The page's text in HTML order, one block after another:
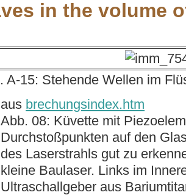
in the volume
A-15: Stehende Wellen im
aus brechungsindex.htm
Abb. 08: Küvette mit
Durchstoßpunkten auf den
des Laserstrahls gut zu
kleine Baulaser. Links im
Ultraschallgeber aus